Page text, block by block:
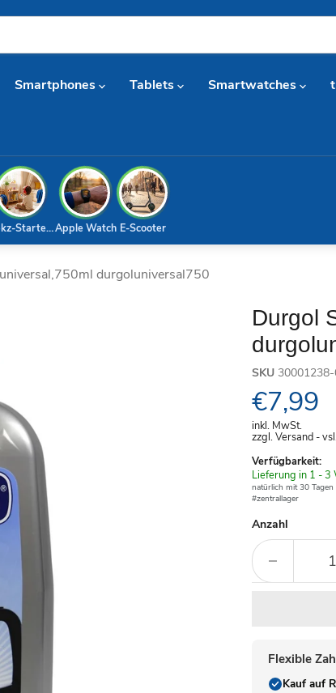
Smartphones Tablets Smartwatches
E-Scooter
Apple Watch
Starterset
durgoluniversal750
Durgol
SKU
€7,99
inkl. MwSt.
zzgl. Versand -
Verfügbarkeit:
Verfügbar
-
Lieferung in 1 - 3
natürlich mit 30
#zentrallager
Anzahl
Flexible
Kauf auf